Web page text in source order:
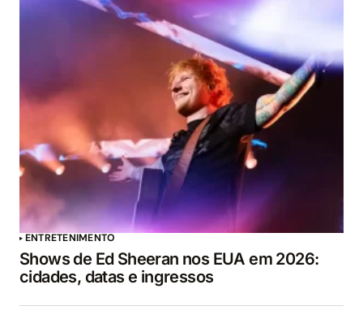
ENTRETENIMENTO
Shows de Ed Sheeran nos EUA em 2026:
cidades, datas e ingressos